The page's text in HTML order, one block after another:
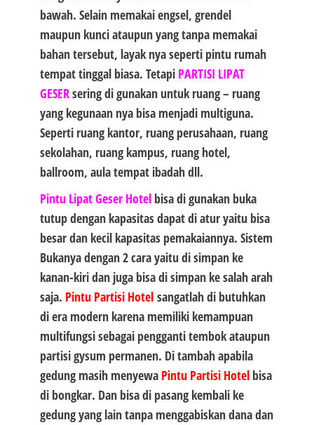
bawah. Selain memakai engsel, grendel
maupun kunci ataupun yang tanpa memakai
bahan tersebut, layak nya seperti pintu rumah
tempat tinggal biasa. Tetapi PARTISI LIPAT
GESERsering di gunakan untuk ruang – ruang
yang kegunaan nya bisa menjadi multiguna.
Seperti ruang kantor, ruang perusahaan, ruang
sekolahan, ruang kampus, ruang hotel,
ballroom, aula tempat ibadah dll.
Pintu Lipat Geser Hotelbisa di gunakan buka
tutup dengan kapasitas dapat di atur yaitu bisa
besar dan kecil kapasitas pemakaiannya. Sistem
Bukanya dengan 2 cara yaitu di simpan ke
kanan-kiri dan juga bisa di simpan ke salah arah
saja. Pintu Partisi Hotelsangatlah di butuhkan
di era modern karena memiliki kemampuan
multifungsi sebagai pengganti tembok ataupun
partisi gysum permanen. Di tambah apabila
gedung masih menyewa Pintu Partisi Hotelbisa
di bongkar. Dan bisa di pasang kembali ke
gedung yang lain tanpa menggabiskan dana dan